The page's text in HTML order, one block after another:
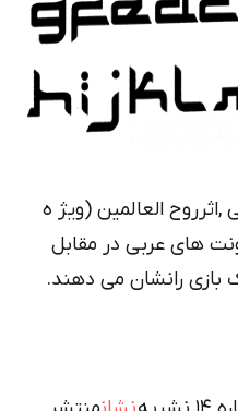
,اثرروح العالمین (ویژ ه
های عربی در مقابل
رانشان می دهند.